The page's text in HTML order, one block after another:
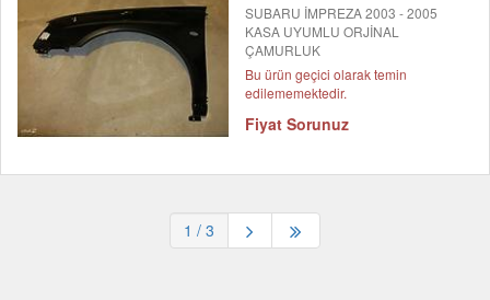
SUBARU İMPREZA 2003 - 2005
KASA UYUMLU ORJİNAL
ÇAMURLUK
Bu ürün geçici olarak temin
edilememektedir.
Fiyat Sorunuz
1 / 3